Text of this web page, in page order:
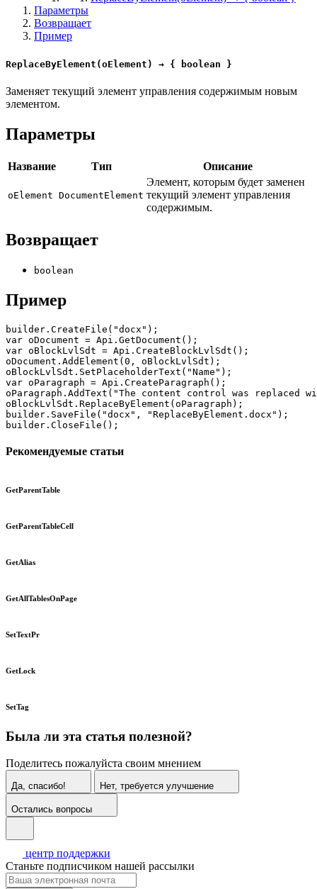
Параметры
Возвращает
Пример
ReplaceByElement(oElement) → { boolean }
Заменяет текущий элемент управления содержимым новым
элементом.
Параметры
Название Тип Описание
oElement DocumentElement
Элемент, которым будет заменен
текущий элемент управления
содержимым.
Возвращает
boolean
Пример
builder.CreateFile("docx");
var oDocument = Api.GetDocument();
var oBlockLvlSdt = Api.CreateBlockLvlSdt();
oDocument.AddElement(0, oBlockLvlSdt);
oBlockLvlSdt.SetPlaceholderText("Name");
var oParagraph = Api.CreateParagraph();
oParagraph.AddText("The content control was
oBlockLvlSdt.ReplaceByElement(oParagraph);
builder.SaveFile("docx", "ReplaceByElement.docx");
builder.CloseFile();
Рекомендуемые статьи
GetParentTable
GetParentTableCell
GetAlias
GetAllTablesOnPage
SetTextPr
GetLock
SetTag
Была ли эта статья полезной?
Поделитесь пожалуйста своим мнением
Да, спасибо! Нет, требуется улучшение
Остались вопросы
центр поддержки
Станьте подписчиком нашей рассылки